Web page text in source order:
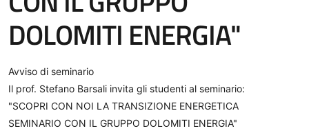
DOLOMITI ENERGIA"
Avviso di seminario
Il prof. Stefano Barsali invita gli studenti al seminario:
"SCOPRI CON NOI LA TRANSIZIONE ENERGETICA
SEMINARIO CON IL GRUPPO DOLOMITI ENERGIA"